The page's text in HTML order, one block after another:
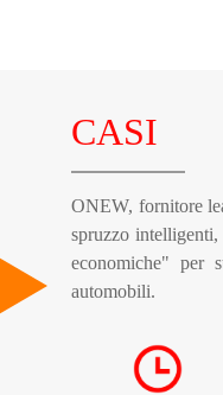
CASI
ONEW, fornitore
spruzzo
economiche" per
automobili.